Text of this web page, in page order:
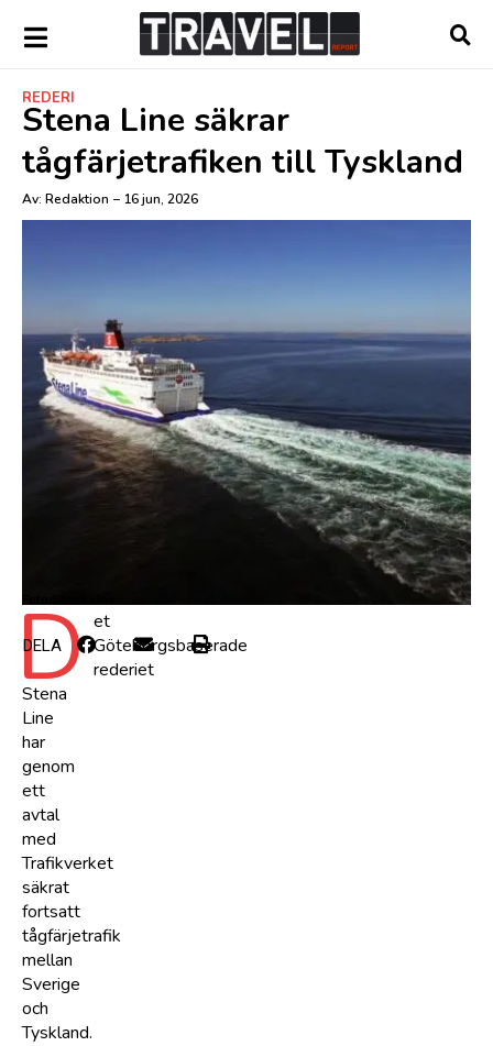
REDERI
Stena Line säkrar
tågfärjetrafiken till Tyskland
Av: Redaktion – 16 jun, 2026
D et
Göteborgsbaserade
rederiet
Stena
Line
har
genom
ett
avtal
med
Trafikverket
säkrat
fortsatt
tågfärjetrafik
mellan
Sverige
och
Tyskland.
DELA